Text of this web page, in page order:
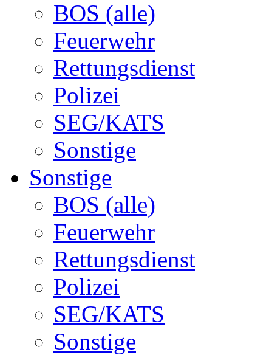
BOS (alle)
Feuerwehr
Rettungsdienst
Polizei
SEG/KATS
Sonstige
Sonstige
BOS (alle)
Feuerwehr
Rettungsdienst
Polizei
SEG/KATS
Sonstige